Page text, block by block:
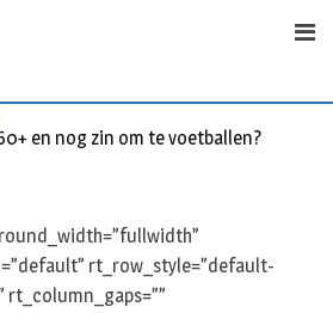
en nog zin om te voetballen? Kom
rt_row_style=”default-
rt_column_gaps=””